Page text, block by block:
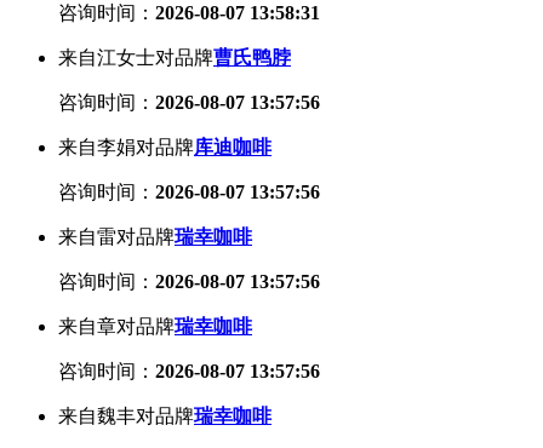
咨询时间： 2026-08-07 13:58:31
来自江女士对品牌曹氏鸭脖
咨询时间： 2026-08-07 13:57:56
来自李娟对品牌库迪咖啡
咨询时间： 2026-08-07 13:57:56
来自雷对品牌瑞幸咖啡
咨询时间： 2026-08-07 13:57:56
来自章对品牌瑞幸咖啡
咨询时间： 2026-08-07 13:57:56
来自魏丰对品牌瑞幸咖啡